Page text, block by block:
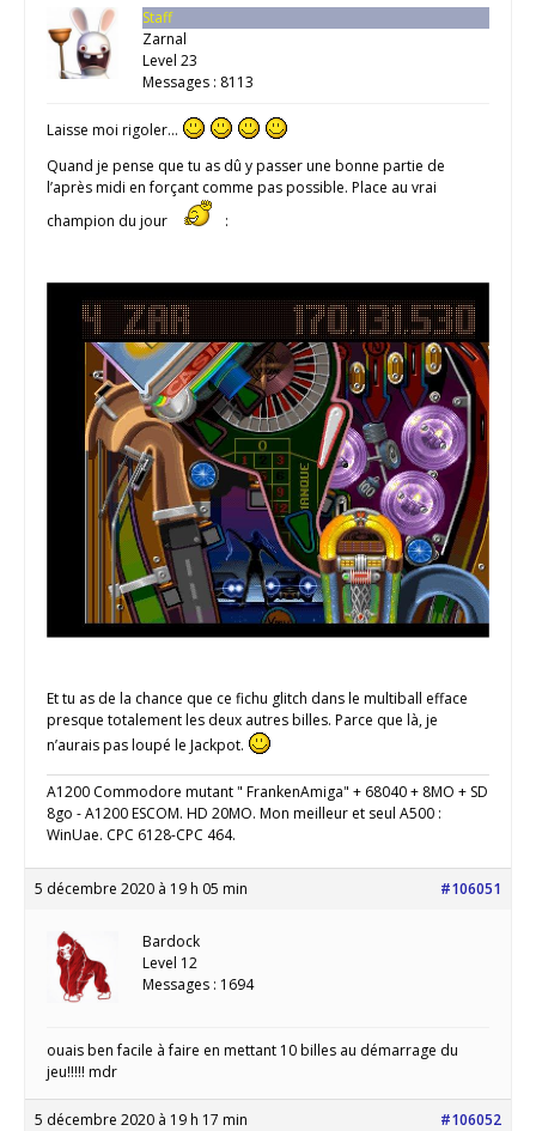
Staff
Zarnal
Level 23
Messages : 8113
Laisse moi rigoler…
Quand je pense que tu as dû y passer une bonne partie de
l’après midi en forçant comme pas possible. Place au vrai
champion du jour
:
Et tu as de la chance que ce fichu glitch dans le multiball efface
presque totalement les deux autres billes. Parce que là, je
n’aurais pas loupé le Jackpot.
A1200 Commodore mutant " FrankenAmiga" + 68040 + 8MO + SD
8go - A1200 ESCOM. HD 20MO. Mon meilleur et seul A500 :
WinUae. CPC 6128-CPC 464.
5 décembre 2020 à 19 h 05 min #106051
Bardock
Level 12
Messages : 1694
ouais ben facile à faire en mettant 10 billes au démarrage du
jeu!!!!! mdr
5 décembre 2020 à 19 h 17 min #106052